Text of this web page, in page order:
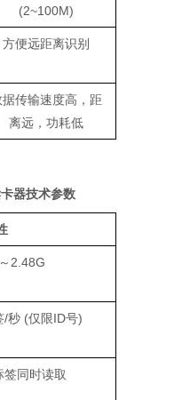
(2~100M)
方便远距离识别
据传输速度高，距
离远，功耗低
器技术参数
2.48G
/秒 (仅限ID号)
签同时读取